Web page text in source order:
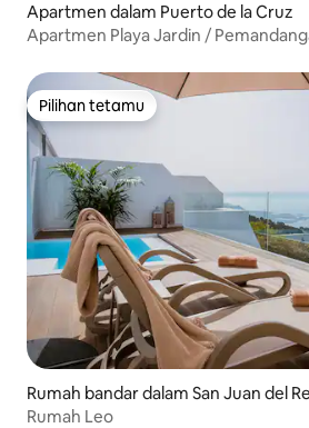
Apartmen dalam Puerto de la Cruz
Apartmen Playa Jardin /
Pilihan tetamu
Pilihan tetamu
Rumah bandar dalam San Juan del
Rumah Leo